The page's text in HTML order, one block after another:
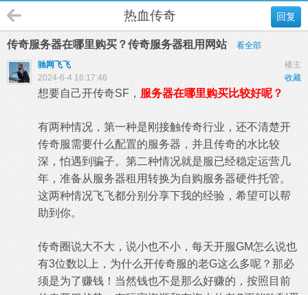
回复
热血传奇
传奇服务器在哪里购买？传奇服务器租用网站
看全部
楼主
驰网飞飞
收藏
2024-6-4 16:17:46
想要自己开传奇SF， 服务器在哪里购买比较好呢？
有两种情况，第一种是刚接触传奇行业，还不清楚开
传奇服需要什么配置的服务器，并且传奇的水比较
深，怕遇到骗子。第二种情况就是服已经稳定运营几
年，准备从服务器租用转换为自购服务器硬件托管。
这两种情况飞飞都分别分享下我的经验，希望可以帮
助到你。
传奇圈说大不大，说小也不小，每天开服GM怎么说也
有3位数以上，为什么开传奇服的老G这么多呢？那必
须是为了赚钱！当然钱也不是那么好赚的，按照目前